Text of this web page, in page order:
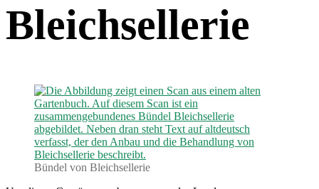
Bleichsellerie
Bündel von Bleichsellerie